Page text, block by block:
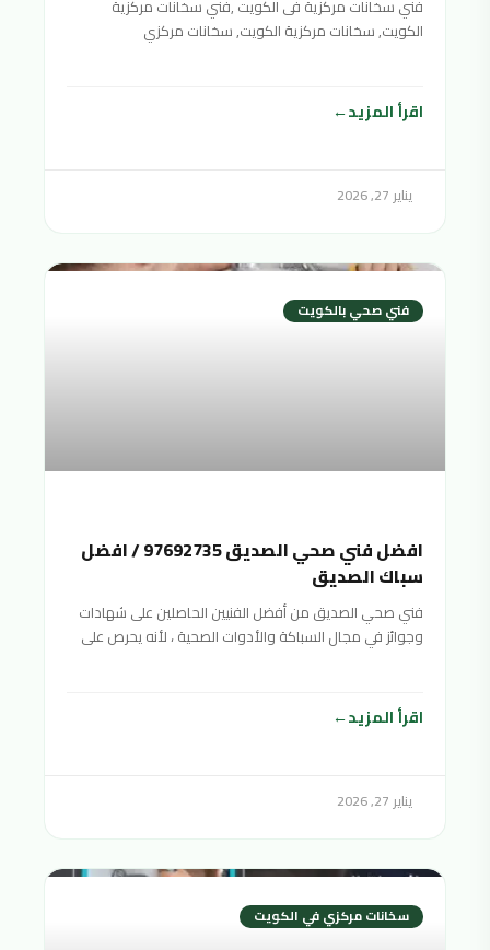
فني سخانات مركزية فى الكويت ,فني سخانات مركزية
الكويت, سخانات مركزية الكويت, سخانات مركزي
اقرأ المزيد
يناير 27, 2026
فني صحي بالكويت
افضل فني صحي الصديق 97692735 / افضل
سباك الصديق
فني صحي الصديق من أفضل الفنيين الحاصلين على شهادات
وجوائز في مجال السباكة والأدوات الصحية ، لأنه يحرص على
الصحية. شرائح المجتمع
اقرأ المزيد
يناير 27, 2026
سخانات مركزي في الكويت